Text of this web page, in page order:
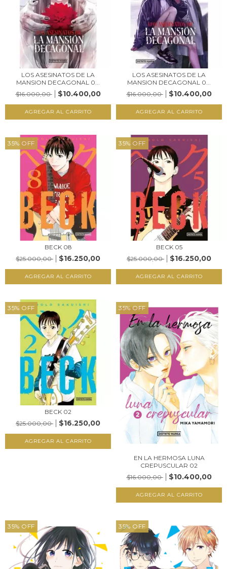
LOS ASESINATOS DE LA
MANSION DECAGONAL 0...
$16.000,00
$10.400,00
LOS ASESINATOS DE LA
MANSION DECAGONAL 0...
$16.000,00
$10.400,00
35% OFF
BECK 08
$25.000,00
$16.250,00
35% OFF
BECK 05
$25.000,00
$16.250,00
35% OFF
BECK 02
$25.000,00
$16.250,00
35% OFF
EN LA HERMOSA LUNA
CREPUSCULAR 02
$16.000,00
$10.400,00
35% OFF 35% OFF